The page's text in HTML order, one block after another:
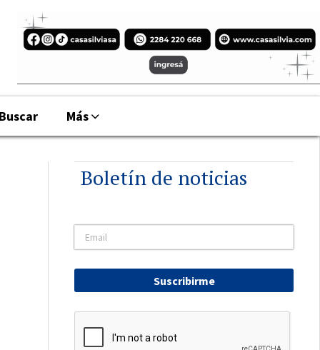
Más
Boletín de noticias
Suscribirme